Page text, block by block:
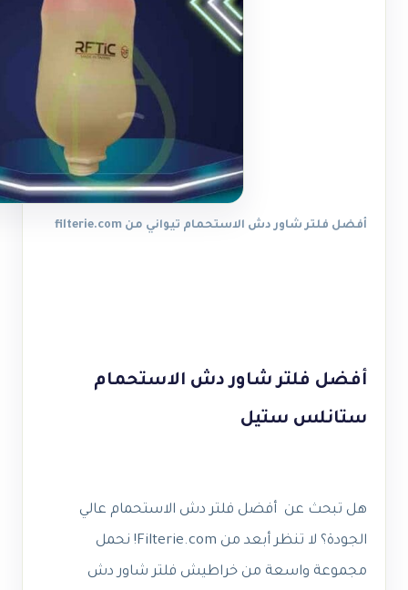
أفضل فلتر شاور دش الاستحمام تيواني من filterie.com
أفضل فلتر شاور دش الاستحمام
ستانلس ستيل
هل تبحث عن أفضل فلتر دش الاستحمام عالي
الجودة؟ لا تنظر أبعد من Filterie.com! نحمل
مجموعة واسعة من خراطيش فلتر شاور دش